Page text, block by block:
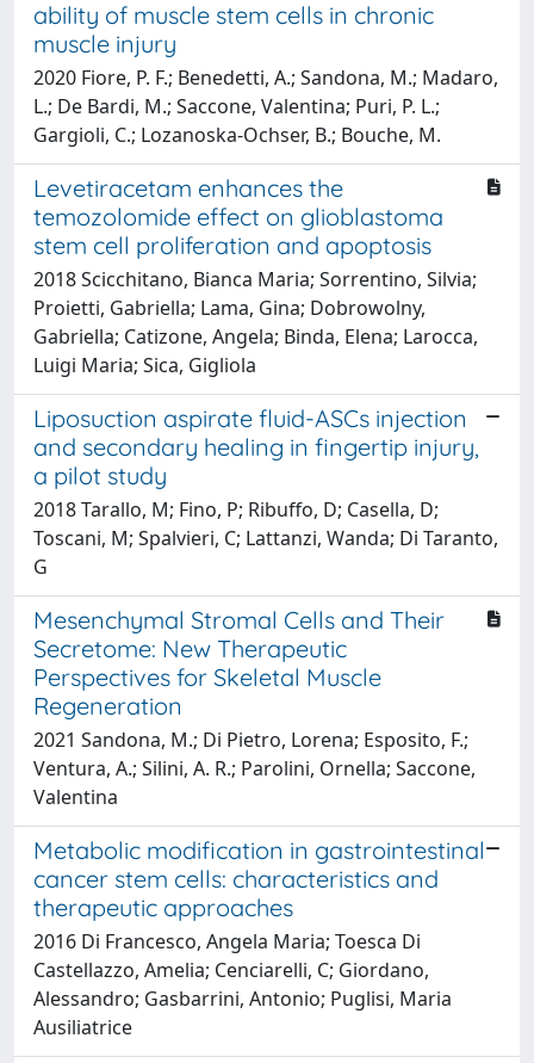
ability of muscle stem cells in chronic
muscle injury
2020 Fiore, P. F.; Benedetti, A.; Sandona, M.; Madaro,
L.; De Bardi, M.; Saccone, Valentina; Puri, P. L.;
Gargioli, C.; Lozanoska-Ochser, B.; Bouche, M.
Levetiracetam enhances the
temozolomide effect on glioblastoma
stem cell proliferation and apoptosis
2018 Scicchitano, Bianca Maria; Sorrentino, Silvia;
Proietti, Gabriella; Lama, Gina; Dobrowolny,
Gabriella; Catizone, Angela; Binda, Elena; Larocca,
Luigi Maria; Sica, Gigliola
Liposuction aspirate fluid-ASCs injection
and secondary healing in fingertip injury,
a pilot study
2018 Tarallo, M; Fino, P; Ribuffo, D; Casella, D;
Toscani, M; Spalvieri, C; Lattanzi, Wanda; Di Taranto,
G
Mesenchymal Stromal Cells and Their
Secretome: New Therapeutic
Perspectives for Skeletal Muscle
Regeneration
2021 Sandona, M.; Di Pietro, Lorena; Esposito, F.;
Ventura, A.; Silini, A. R.; Parolini, Ornella; Saccone,
Valentina
Metabolic modification in gastrointestinal
cancer stem cells: characteristics and
therapeutic approaches
2016 Di Francesco, Angela Maria; Toesca Di
Castellazzo, Amelia; Cenciarelli, C; Giordano,
Alessandro; Gasbarrini, Antonio; Puglisi, Maria
Ausiliatrice